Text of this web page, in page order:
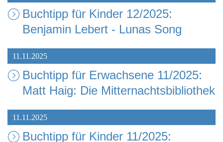
Buchtipp für Kinder 12/2025:
Benjamin Lebert - Lunas Song
11.11.2025
Buchtipp für Erwachsene 11/2025:
Matt Haig: Die Mitternachtsbibliothek
11.11.2025
Buchtipp für Kinder 11/2025: